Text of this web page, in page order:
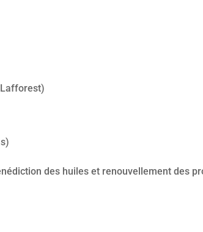
des huiles et renouvellement des